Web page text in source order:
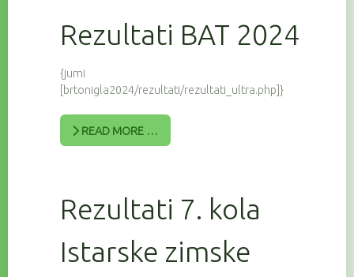
Rezultati BAT 2024
{jumi
[brtonigla2024/rezultati/rezultati_ultra.php]}
READ MORE …
Rezultati 7. kola
Istarske zimske